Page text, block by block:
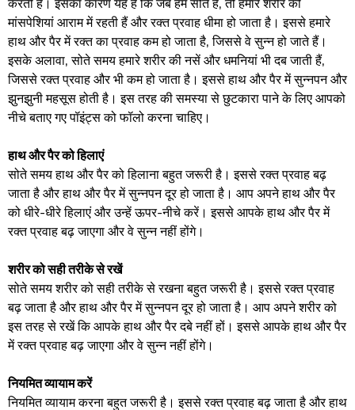
मांसपेशियां आराम में रहती हैं और रक्त प्रवाह धीमा हो जाता है। इससे हमारे
हाथ और पैर में रक्त का प्रवाह कम हो जाता है, जिससे वे सुन्न हो जाते हैं।
इसके अलावा, सोते समय हमारे शरीर की नसें और धमनियां भी दब जाती हैं,
जिससे रक्त प्रवाह और भी कम हो जाता है। इससे हाथ और पैर में सुन्नपन और
झुनझुनी महसूस होती है। इस तरह की समस्या से छुटकारा पाने के लिए आपको
नीचे बताए गए पॉइंट्स को फॉलो करना चाहिए।
हाथ और पैर को हिलाएं
सोते समय हाथ और पैर को हिलाना बहुत जरूरी है। इससे रक्त प्रवाह बढ़
जाता है और हाथ और पैर में सुन्नपन दूर हो जाता है। आप अपने हाथ और पैर
को धीरे-धीरे हिलाएं और उन्हें ऊपर-नीचे करें। इससे आपके हाथ और पैर में
रक्त प्रवाह बढ़ जाएगा और वे सुन्न नहीं होंगे।
शरीर को सही तरीके से रखें
सोते समय शरीर को सही तरीके से रखना बहुत जरूरी है। इससे रक्त प्रवाह
बढ़ जाता है और हाथ और पैर में सुन्नपन दूर हो जाता है। आप अपने शरीर को
इस तरह से रखें कि आपके हाथ और पैर दबे नहीं हों। इससे आपके हाथ और पैर
में रक्त प्रवाह बढ़ जाएगा और वे सुन्न नहीं होंगे।
नियमित व्यायाम करें
नियमित व्यायाम करना बहुत जरूरी है। इससे रक्त प्रवाह बढ़ जाता है और हाथ